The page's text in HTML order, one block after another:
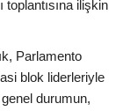
ilişkin
Parlamento
blok liderleriyle
durumun,